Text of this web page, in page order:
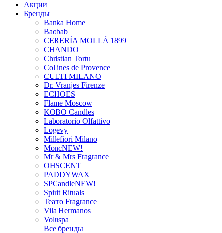
Акции
Бренды
Banka Home
Baobab
CERERÍA MOLLÁ 1899
CHANDO
Christian Tortu
Collines de Provence
CULTI MILANO
Dr. Vranjes Firenze
ECHOES
Flame Moscow
KOBO Candles
Laboratorio Olfattivo
Logevy
Millefiori Milano
MoncNEW!
Mr & Mrs Fragrance
OHSCENT
PADDYWAX
SPCandleNEW!
Spirit Rituals
Teatro Fragrance
Vila Hermanos
Voluspa
Все бренды